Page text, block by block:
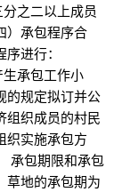
之二以上成员
承包程序合
序进行：
生承包工作小
规定拟订并公
织成员的村民
实施承包方
包期限和承包
地的承包期为